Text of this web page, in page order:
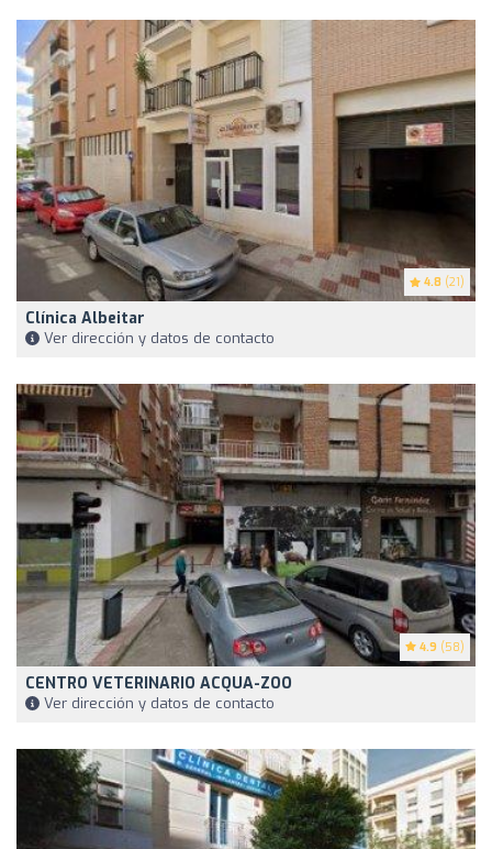
4.8 (21)
Clínica Albeitar
Ver dirección y datos de contacto
4.9 (58)
CENTRO VETERINARIO ACQUA-ZOO
Ver dirección y datos de contacto